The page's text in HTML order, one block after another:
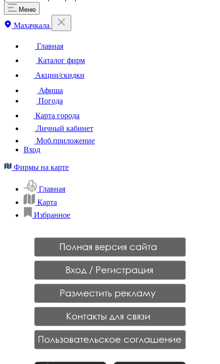
Меню
Махачкала
Главная
Каталог фирм
Акции/скидки
Афиша
Погода
Карта города
Личный кабинет
Моб.приложение
Вход
Фирмы на карте
Главная
Карта
Избранное